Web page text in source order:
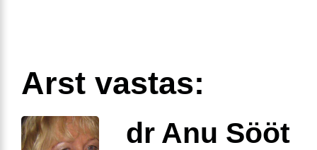
Arst vastas:
dr Anu Sööt